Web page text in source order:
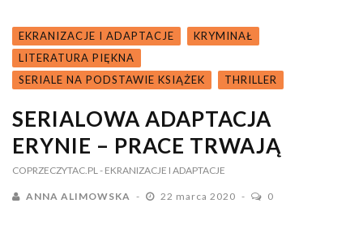
EKRANIZACJE I ADAPTACJE
KRYMINAŁ
LITERATURA PIĘKNA
SERIALE NA PODSTAWIE KSIĄŻEK
THRILLER
SERIALOWA ADAPTACJA
ERYNIE – PRACE TRWAJĄ
COPRZECZYTAC.PL - EKRANIZACJE I ADAPTACJE
ANNA ALIMOWSKA 22 marca 2020 0